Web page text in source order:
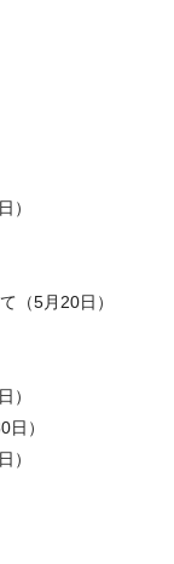
）
（5月20日）
）
）
）